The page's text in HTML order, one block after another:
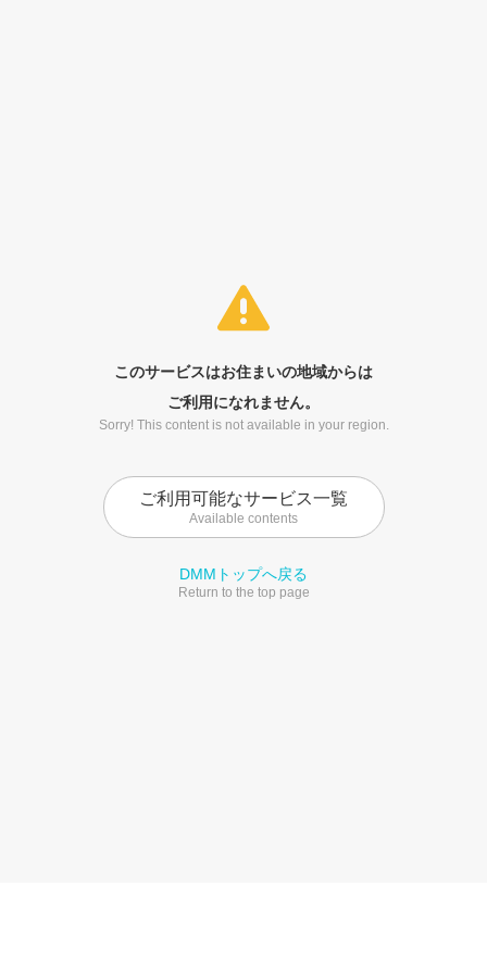
このサービスはお住まいの地域からは
ご利用になれません。
Sorry! This content is not available in your region.
ご利用可能なサービス一覧
Available contents
DMMトップへ戻る
Return to the top page